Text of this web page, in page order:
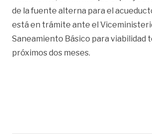
de la fuente alterna para el
está en trámite ante el
Saneamiento Básico para viabilidad
próximos dos meses.